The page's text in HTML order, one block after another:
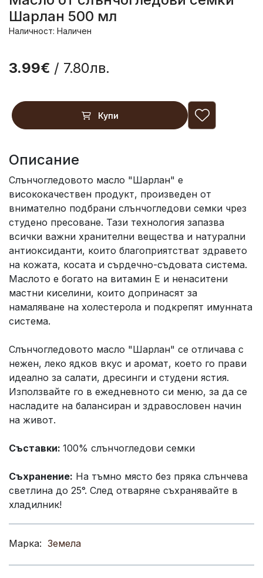
Шарлан 500 мл
Наличност: Наличен
3.99€ / 7.80лв.
Купи
Описание
Слънчогледовото масло "Шарлан" е
висококачествен продукт, произведен от
внимателно подбрани слънчогледови семки чрез
студено пресоване. Тази технология запазва
всички важни хранителни вещества и натурални
антиоксиданти, които благоприятстват здравето
на кожата, косата и сърдечно-съдовата система.
Маслото е богато на витамин Е и ненаситени
мастни киселини, които допринасят за
намаляване на холестерола и подкрепят имунната
система.
Слънчогледовото масло "Шарлан" се отличава с
нежен, леко ядков вкус и аромат, което го прави
идеално за салати, дресинги и студени ястия.
Използвайте го в ежедневното си меню, за да се
насладите на балансиран и здравословен начин
на живот.
Съставки: 100% слънчогледови семки
Съхранение: На тъмно място без пряка слънчева
светлина до 25°. След отваряне съхранявайте в
хладилник!
Марка: Земела